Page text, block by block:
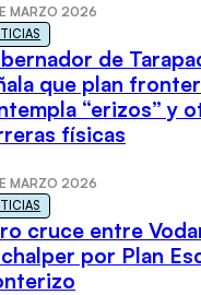
MARZO 2026
de
que plan
“erizos” y
físicas
MARZO 2026
cruce entre
por Plan